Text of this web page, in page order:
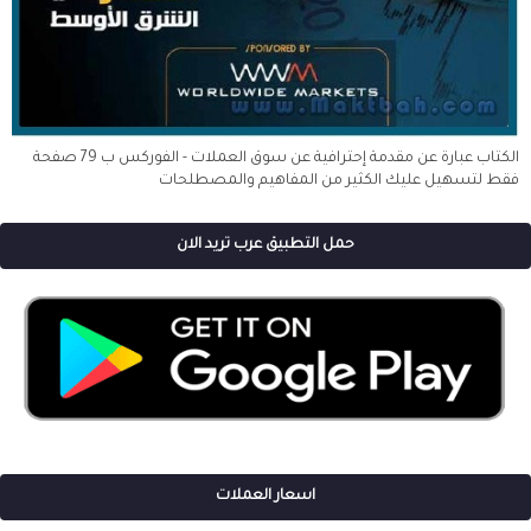
الكتاب عبارة عن مقدمة إحترافية عن سوق العملات - الفوركس ب 79 صفحة
فقط لتسهيل عليك الكثير من المفاهيم والمصطلحات
حمل التطبيق عرب تريد الان
اسعار العملات